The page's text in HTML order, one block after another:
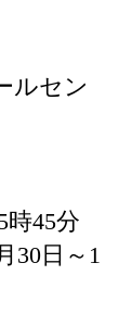
ルセン
時45分
30日～1